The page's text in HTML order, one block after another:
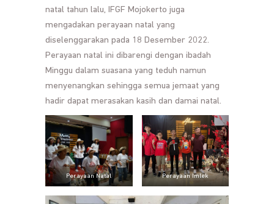
natal tahun lalu, IFGF Mojokerto juga
mengadakan perayaan natal yang
diselenggarakan pada 18 Desember 2022.
Perayaan natal ini dibarengi dengan ibadah
Minggu dalam suasana yang teduh namun
menyenangkan sehingga semua jemaat yang
hadir dapat merasakan kasih dan damai natal.
Perayaan Natal Perayaan Imlek